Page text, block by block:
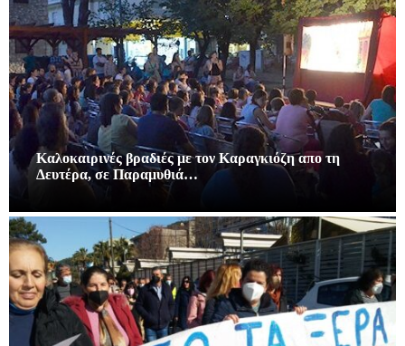
Καλοκαιρινές βραδιές με τον Καραγκιόζη απο τη
Δευτέρα, σε Παραμυθιά…